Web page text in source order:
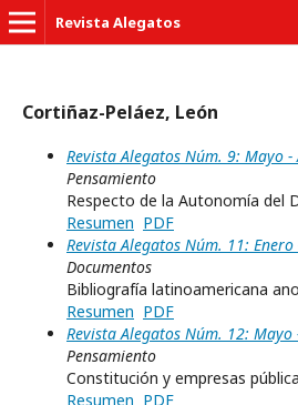
Revista Alegatos
Cortiñaz-Peláez, León
Revista Alegatos Núm. 9: Mayo
Pensamiento
Respecto de la Autonomía del
Resumen PDF
Revista Alegatos Núm. 11:
Documentos
Bibliografía latinoamericana
Resumen PDF
Revista Alegatos Núm. 12: Mayo
Pensamiento
Constitución y empresas
Resumen PDF